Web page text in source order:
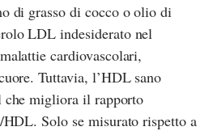
di grasso di cocco o olio di
LDL indesiderato nel
cardiovascolari,
Tuttavia, l’HDL sano
che migliora il rapporto
Solo se misurato rispetto a